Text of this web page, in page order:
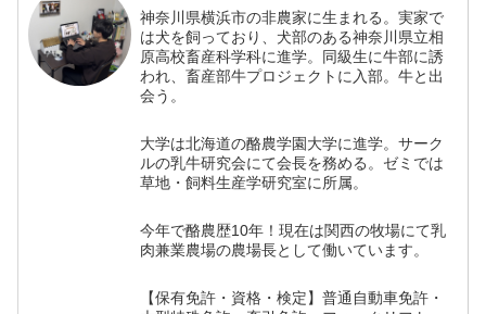
神奈川県横浜市の非農家に生まれる。実家で
は犬を飼っており、犬部のある神奈川県立相
原高校畜産科学科に進学。同級生に牛部に誘
われ、畜産部牛プロジェクトに入部。牛と出
会う。
大学は北海道の酪農学園大学に進学。サーク
ルの乳牛研究会にて会長を務める。ゼミでは
草地・飼料生産学研究室に所属。
今年で酪農歴10年！現在は関西の牧場にて乳
肉兼業農場の農場長として働いています。
【保有免許・資格・検定】普通自動車免許・